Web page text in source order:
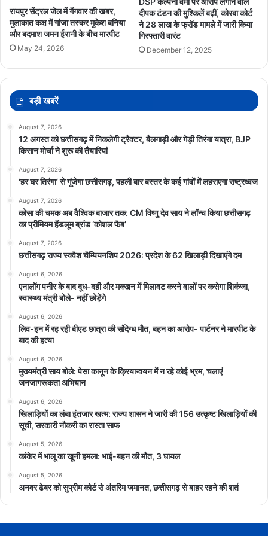
रायपुर सेंट्रल जेल में गैंगवार की खबर,
मुलाकात कक्ष में गांजा तस्कर मुकेश बनिया
और बदमाश जमन ईरानी के बीच मारपीट
May 24, 2026
दीपक टंडन की मुश्किलें बढ़ीं, कोरबा कोर्ट
ने 28 लाख के फ्रॉड मामले में जारी किया
गिरफ्तारी वारंट
December 12, 2025
बड़ी खबरें
August 7, 2026
12 अगस्त को छत्तीसगढ़ में निकलेगी ट्रैक्टर, बैलगाड़ी और गेड़ी तिरंगा यात्रा, BJP
किसान मोर्चा ने शुरू की तैयारियां
August 7, 2026
‘हर घर तिरंगा’ से गूंजेगा छत्तीसगढ़, पहली बार बस्तर के कई गांवों में लहराएगा राष्ट्रध्वज
August 7, 2026
कोसा की चमक अब वैश्विक बाजार तक: CM विष्णु देव साय ने लॉन्च किया छत्तीसगढ़
का प्रीमियम हैंडलूम ब्रांड ‘कोशल फैब’
August 7, 2026
छत्तीसगढ़ राज्य स्क्वैश चैम्पियनशिप 2026: प्रदेश के 62 खिलाड़ी दिखाएंगे दम
August 6, 2026
एनालॉग पनीर के बाद दूध-दही और मक्खन में मिलावट करने वालों पर कसेगा शिकंजा,
स्वास्थ्य मंत्री बोले- नहीं छोड़ेंगे
August 6, 2026
लिव-इन में रह रही बीएड छात्रा की संदिग्ध मौत, बहन का आरोप- पार्टनर ने मारपीट के
बाद की हत्या
August 6, 2026
मुख्यमंत्री साय बोले: पेसा कानून के क्रियान्वयन में न रहे कोई भ्रम, चलाएं
जनजागरूकता अभियान
August 6, 2026
खिलाड़ियों का लंबा इंतजार खत्म: राज्य शासन ने जारी की 156 उत्कृष्ट खिलाड़ियों की
सूची, सरकारी नौकरी का रास्ता साफ
August 5, 2026
कांकेर में भालू का खूनी हमला: भाई-बहन की मौत, 3 घायल
August 5, 2026
अनवर ढेबर को सुप्रीम कोर्ट से अंतरिम जमानत, छत्तीसगढ़ से बाहर रहने की शर्त